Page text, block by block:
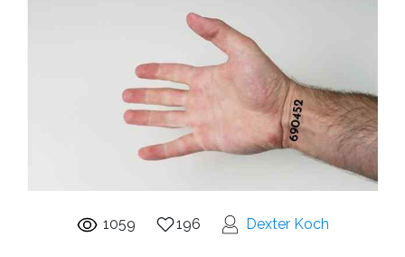
1059 196 Dexter Koch